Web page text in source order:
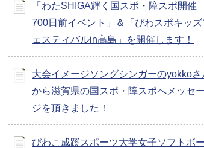
「わたSHIGA輝く国スポ・障スポ開催
700日前イベント」＆「びわスポキッズ
ェスティバルin高島」を開催します！
大会イメージソングシンガーのyokkoさ
から滋賀県の国スポ・障スポへメッセー
ジを頂きました！
びわこ成蹊スポーツ大学女子ソフトボー